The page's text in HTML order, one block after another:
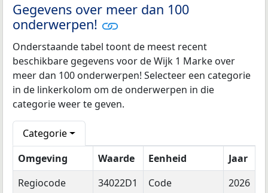
Gegevens over meer dan 100
onderwerpen!
Onderstaande tabel toont de meest recent
beschikbare gegevens voor de Wijk 1 Marke over
meer dan 100 onderwerpen! Selecteer een categorie
in de linkerkolom om de onderwerpen in die
categorie weer te geven.
Categorie
Omgeving
Waarde Eenheid
Jaar
Regiocode
34022D1 Code 2026